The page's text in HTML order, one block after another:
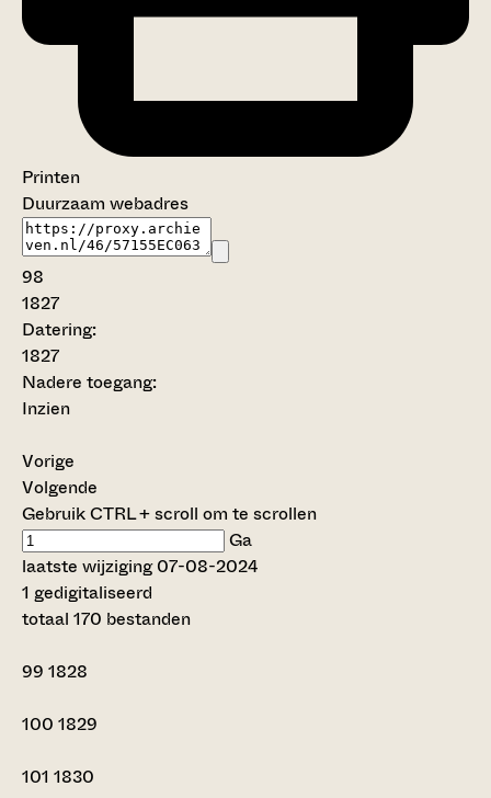
Printen
Duurzaam webadres
98
1827
Datering:
1827
Nadere toegang:
Inzien
Vorige
Volgende
Gebruik CTRL + scroll om te scrollen
Ga
laatste wijziging 07-08-2024
1 gedigitaliseerd
totaal 170 bestanden
99 1828
100 1829
101 1830